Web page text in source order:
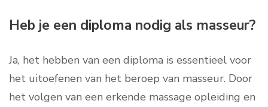
Heb je een diploma nodig als masseur?
Ja, het hebben van een diploma is essentieel voor
het uitoefenen van het beroep van masseur. Door
het volgen van een erkende massage opleiding en